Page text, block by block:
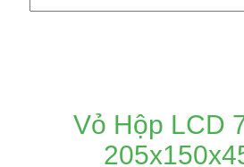
Vỏ Hộp LCD